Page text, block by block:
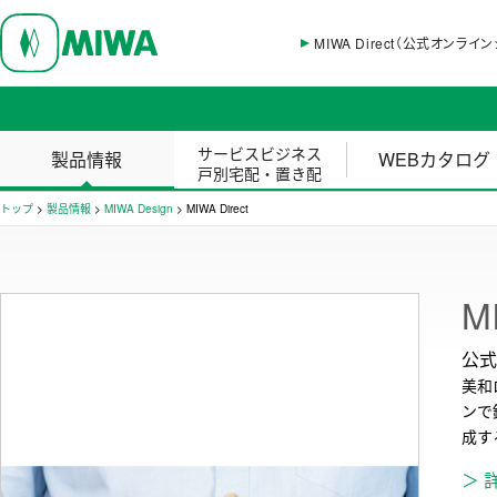
MIWA Direct（公式オンライン
製品情報
サービスビジネス
戸別宅配・置き配
WEBカタログ
トップ > 製品情報 > MIWA Design > MIWA Direct
公
美和
ン
成
＞